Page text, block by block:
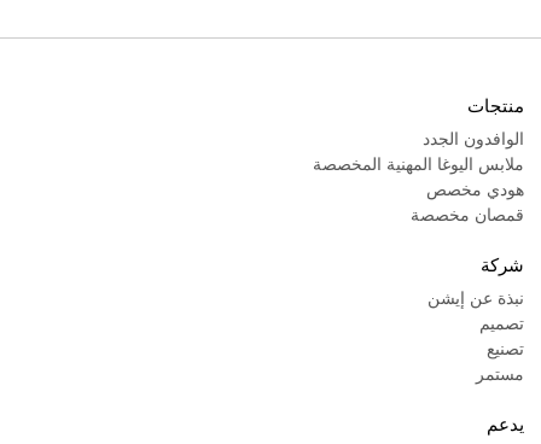
منتجات
الوافدون الجدد
ملابس اليوغا المهنية المخصصة
هودي مخصص
قمصان مخصصة
شركة
نبذة عن إيشن
تصميم
تصنيع
مستمر
يدعم